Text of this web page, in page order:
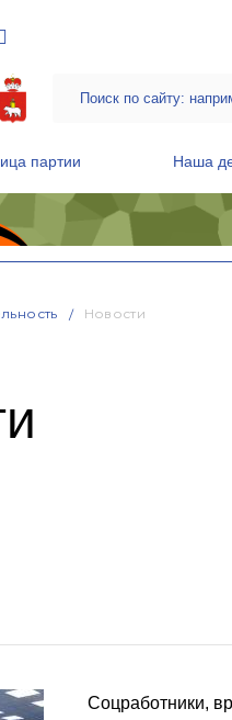
партии Наша
Новости
Соцработники,